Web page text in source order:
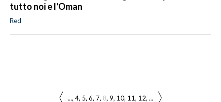
tutto noi e l'Oman
Red
... 4 5 6 7 8 9 10 11 12 ...